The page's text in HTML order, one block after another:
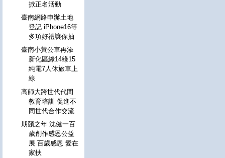
掀正名活動
臺南網路申辦土地
登記 iPhone16等
多項好禮讓你抽
臺南小黃公車再添
新化區綠14綠15
純電7人休旅車上
線
高師大跨世代代間
教育培訓 促進不
同世代合作交流
期頤之年 沈健一百
歲創作感恩公益
展 百歲感恩 愛在
家扶